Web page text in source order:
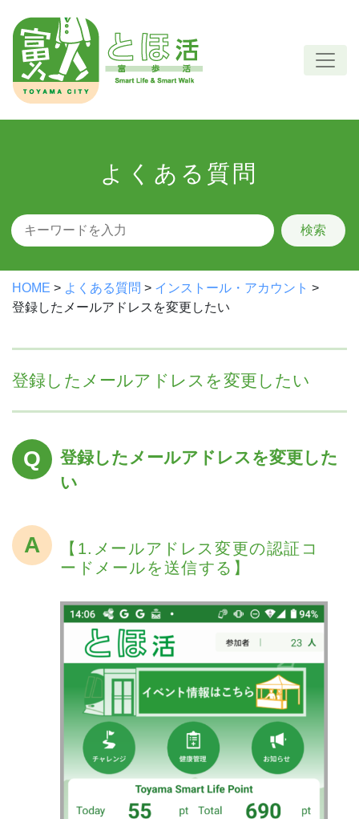
content
よくある質問
検索
HOME > よくある質問 > インストール・アカウント >
登録したメールアドレスを変更したい
登録したメールアドレスを変更したい
登録したメールアドレスを変更した
い
【1.メールアドレス変更の認証コ
ードメールを送信する】